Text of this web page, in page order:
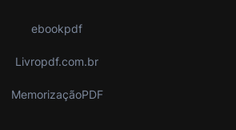
ebookpdf
Livropdf.com.br
MemorizaçãoPDF